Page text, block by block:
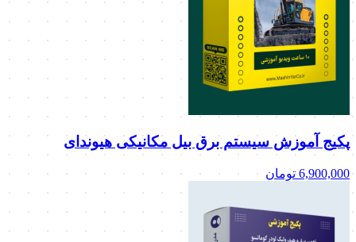
پکیج آموزش سیستم برق بیل مکانیکی هیوندای
6,900,000 تومان